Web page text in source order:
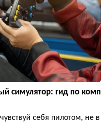
симулятор: гид по комп
себя пилотом, не в